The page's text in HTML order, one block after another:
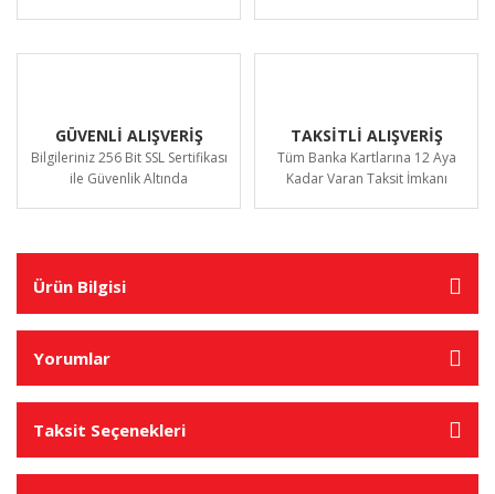
GÜVENLİ ALIŞVERİŞ
Bilgileriniz 256 Bit SSL Sertifikası
ile Güvenlik Altında
TAKSİTLİ ALIŞVERİŞ
Tüm Banka Kartlarına 12 Aya
Kadar Varan Taksit İmkanı
Ürün Bilgisi
Yorumlar
Taksit Seçenekleri